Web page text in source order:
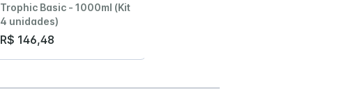
Trophic Basic - 1000ml (Kit
4 unidades)
R$ 146,48